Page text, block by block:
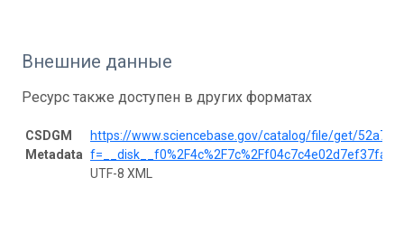
Внешние данные
Ресурс также доступен в других форматах
CSDGM
Metadata
https://www.sciencebase.gov/catalog/file/get/
UTF-8 XML